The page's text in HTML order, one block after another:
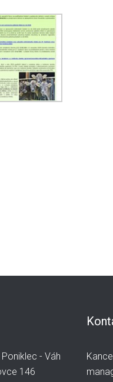
- Váh
146